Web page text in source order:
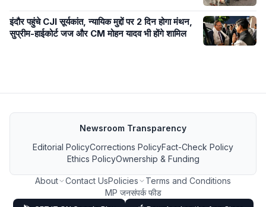
इंदौर पहुंचे CJI सूर्यकांत, न्यायिक मुद्दों पर 2 दिन होगा मंथन,
सुप्रीम-हाईकोर्ट जज और CM मोहन यादव भी होंगे शामिल
Newsroom Transparency
Editorial PolicyCorrections PolicyFact-Check Policy
Ethics PolicyOwnership & Funding
About Contact UsPolicies
Terms and Conditions
MP जनसंपर्क फीड